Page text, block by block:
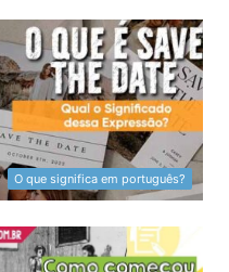
O que significa em português?